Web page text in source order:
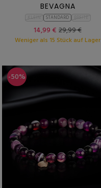
BEVAGNA
STANDARD
14,99 € 29,99 €
Weniger als 15 Stück auf Lager
-50%